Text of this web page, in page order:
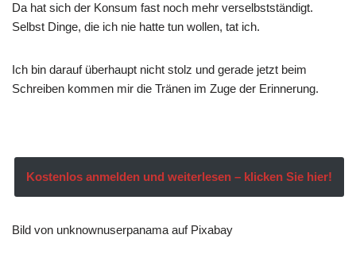
Da hat sich der Konsum fast noch mehr verselbstständigt.
Selbst Dinge, die ich nie hatte tun wollen, tat ich.
Ich bin darauf überhaupt nicht stolz und gerade jetzt beim
Schreiben kommen mir die Tränen im Zuge der Erinnerung.
Kostenlos anmelden und weiterlesen – klicken Sie hier!
Bild von unknownuserpanama auf Pixabay